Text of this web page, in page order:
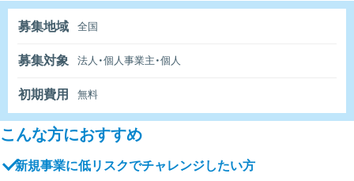
募集地域 全国
募集対象 法人・個人事業主・個人
初期費用 無料
こんな方におすすめ
新規事業に低リスクでチャレンジしたい方